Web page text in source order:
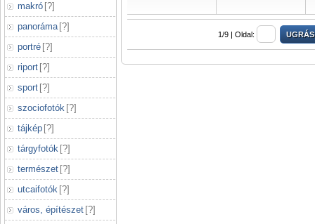
makró [?]
panoráma [?]
portré [?]
riport [?]
sport [?]
szociofotók [?]
tájkép [?]
tárgyfotók [?]
természet [?]
utcaifotók [?]
város, építészet [?]
1/9 | Oldal: